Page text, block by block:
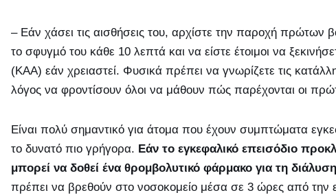
– Εάν χάσει τις αισθήσεις του, αρχίστε την παροχή πρώτων
το σφυγµό του κάθε 10 λεπτά και να είστε έτοιμοι να
(ΚΑΑ) εάν χρειαστεί. Φυσικά πρέπει να γνωρίζετε τις
λόγος να φροντίσουν όλοι να μάθουν πώς παρέχονται οι
Είναι πολύ σημαντικό για άτομα που έχουν συμπτώματα
το δυνατό πιο γρήγορα. Εάν το εγκεφαλικό επεισόδιο
μπορεί να δοθεί ένα θρομβολυτικό φάρμακο για τη
πρέπει να βρεθούν στο νοσοκομείο μέσα σε 3 ώρες από